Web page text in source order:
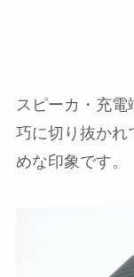
スピーカ・充
巧に切り抜かれ
めな印象です。